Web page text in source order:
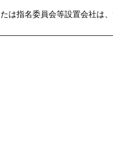
は指名委員会等設置会社は